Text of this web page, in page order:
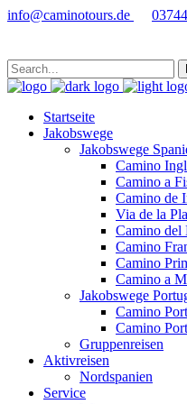
info@caminotours.de
Startseite
Jakobswege
Jakobswege
Camino
Camino a
Camino de
Via de la
Camino del
Camino
Camino
Camino a
Jakobswege
Camino
Camino
Gruppenreisen
Aktivreisen
Nordspanien
Service